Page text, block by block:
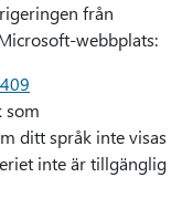
från
webbplats:
som
ditt språk inte visas
inte är tillgänglig